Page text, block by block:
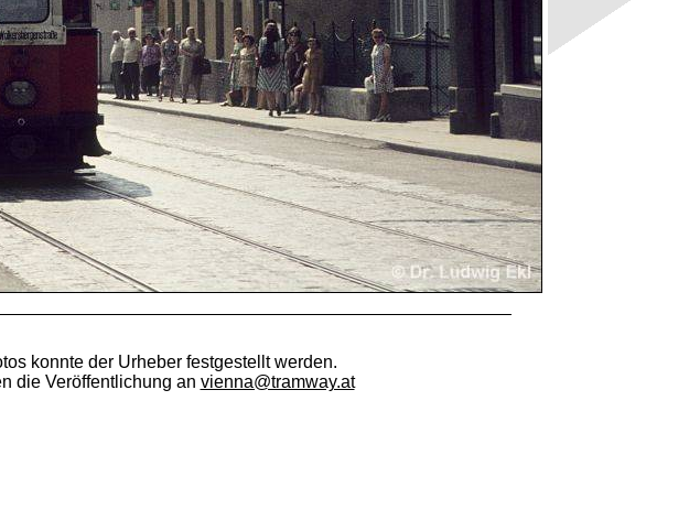
konnte der Urheber festgestellt werden.
die Veröffentlichung an vienna@tramway.at